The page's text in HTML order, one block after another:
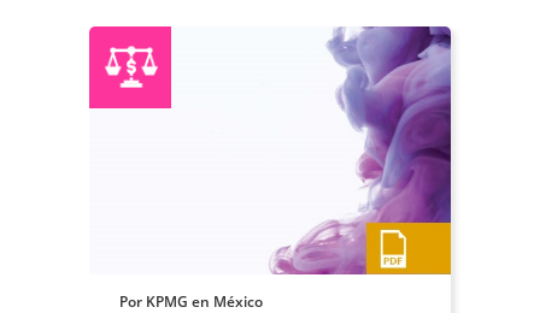
Por KPMG en México